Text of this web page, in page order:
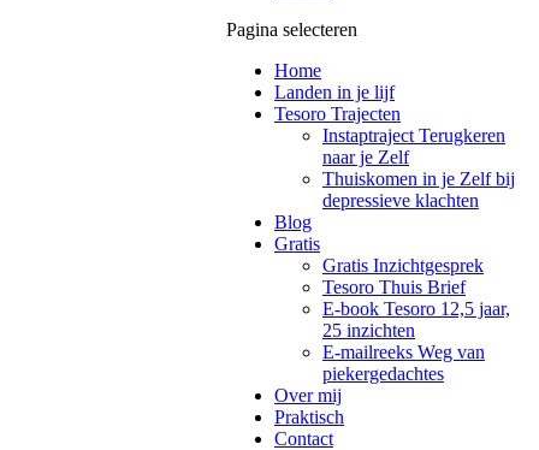
Pagina selecteren
Home
Landen in je lijf
Tesoro Trajecten
Instaptraject Terugkeren
naar je Zelf
Thuiskomen in je Zelf bij
depressieve klachten
Blog
Gratis
Gratis Inzichtgesprek
Tesoro Thuis Brief
E-book Tesoro 12,5 jaar,
25 inzichten
E-mailreeks Weg van
piekergedachtes
Over mij
Praktisch
Contact